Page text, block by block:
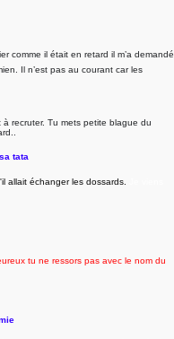
comme il était en retard il m’a demandé
Il n’est pas au courant car les
à recruter. Tu mets petite blague du
tata
allait échanger les dossards.
tu ne ressors pas avec le nom du